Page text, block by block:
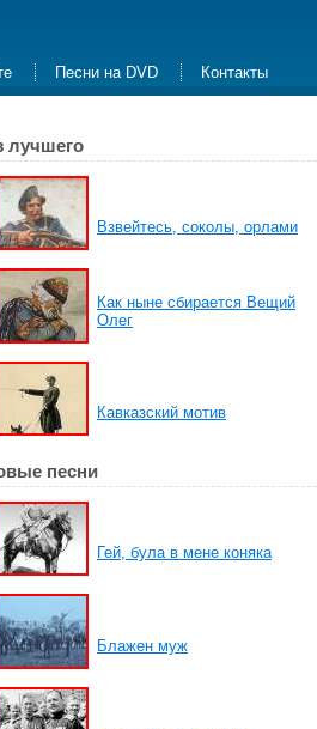
Песни на DVD Контакты
лучшего
Взвейтесь, соколы, орлами
Как ныне сбирается Вещий
Олег
Кавказский мотив
песни
Гей, була в мене коняка
Блажен муж